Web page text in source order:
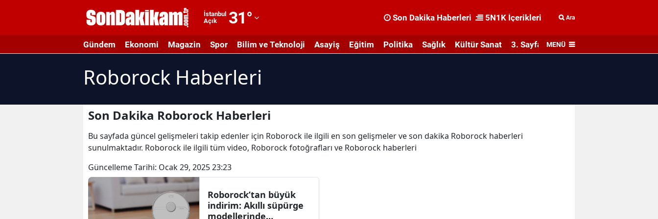
İstanbul
Açık
31°
Adıyaman
Afyonkarahisar
Amasya
Antalya
Artvin
Aydın
Balıkesir
Son Dakika Haberleri 5N1K İçerikleri Ara
Gündem Ekonomi Magazin Spor Bilim ve Teknoloji Asayiş Eğitim Politika Sağlık Kültür Sanat 3. Sayfa MENÜ
Roborock Haberleri
Son Dakika Roborock Haberleri
Bu sayfada güncel gelişmeleri takip edenler için Roborock ile ilgili en son gelişmeler ve son dakika Roborock haberleri
sunulmaktadır. Roborock ile ilgili tüm video, Roborock fotoğrafları ve Roborock haberleri
Güncelleme Tarihi: Ocak 29, 2025 23:23
Roborock’tan büyük
indirim: Akıllı süpürge
modellerinde